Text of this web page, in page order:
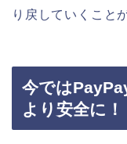
り戻していくこと
今では
より安全に！